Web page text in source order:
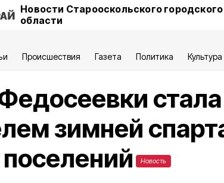
Новости Старооскольского
области
Происшествия Газета Политика Культура
стала
зимней
Новость